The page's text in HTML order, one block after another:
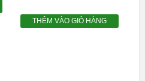
THÊM VÀO GIỎ HÀNG